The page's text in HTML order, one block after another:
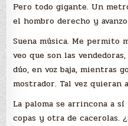
Pero todo gigante. Un
el hombro derecho y
Suena música. Me
veo que son las
dúo, en voz baja, mientras
mostrador. Tal vez quieran
La paloma se arrincona a
copas y otra de cacerolas.